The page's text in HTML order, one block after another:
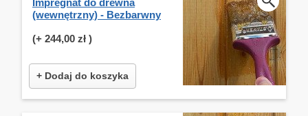
(wewnętrzny) - Bezbarwny
(+ 244,00 zł )
+ Dodaj do koszyka